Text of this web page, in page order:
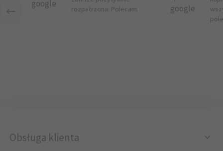
google
rozpatrzona. Polecam.
google
Obsługa klienta